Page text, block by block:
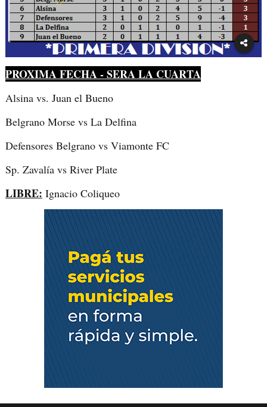
PROXIMA FECHA - SERA LA CUARTA
Alsina vs. Juan el Bueno
Belgrano Morse vs La Delfina
Defensores Belgrano vs Viamonte FC
Sp. Zavalía vs River Plate
LIBRE: Ignacio Coliqueo